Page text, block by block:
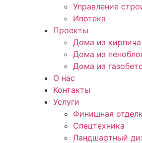
Управление
Ипотека
Проекты
Дома из кирпича
Дома из
Дома из
О нас
Контакты
Услуги
Финишная
Спецтехника
Ландшафтный